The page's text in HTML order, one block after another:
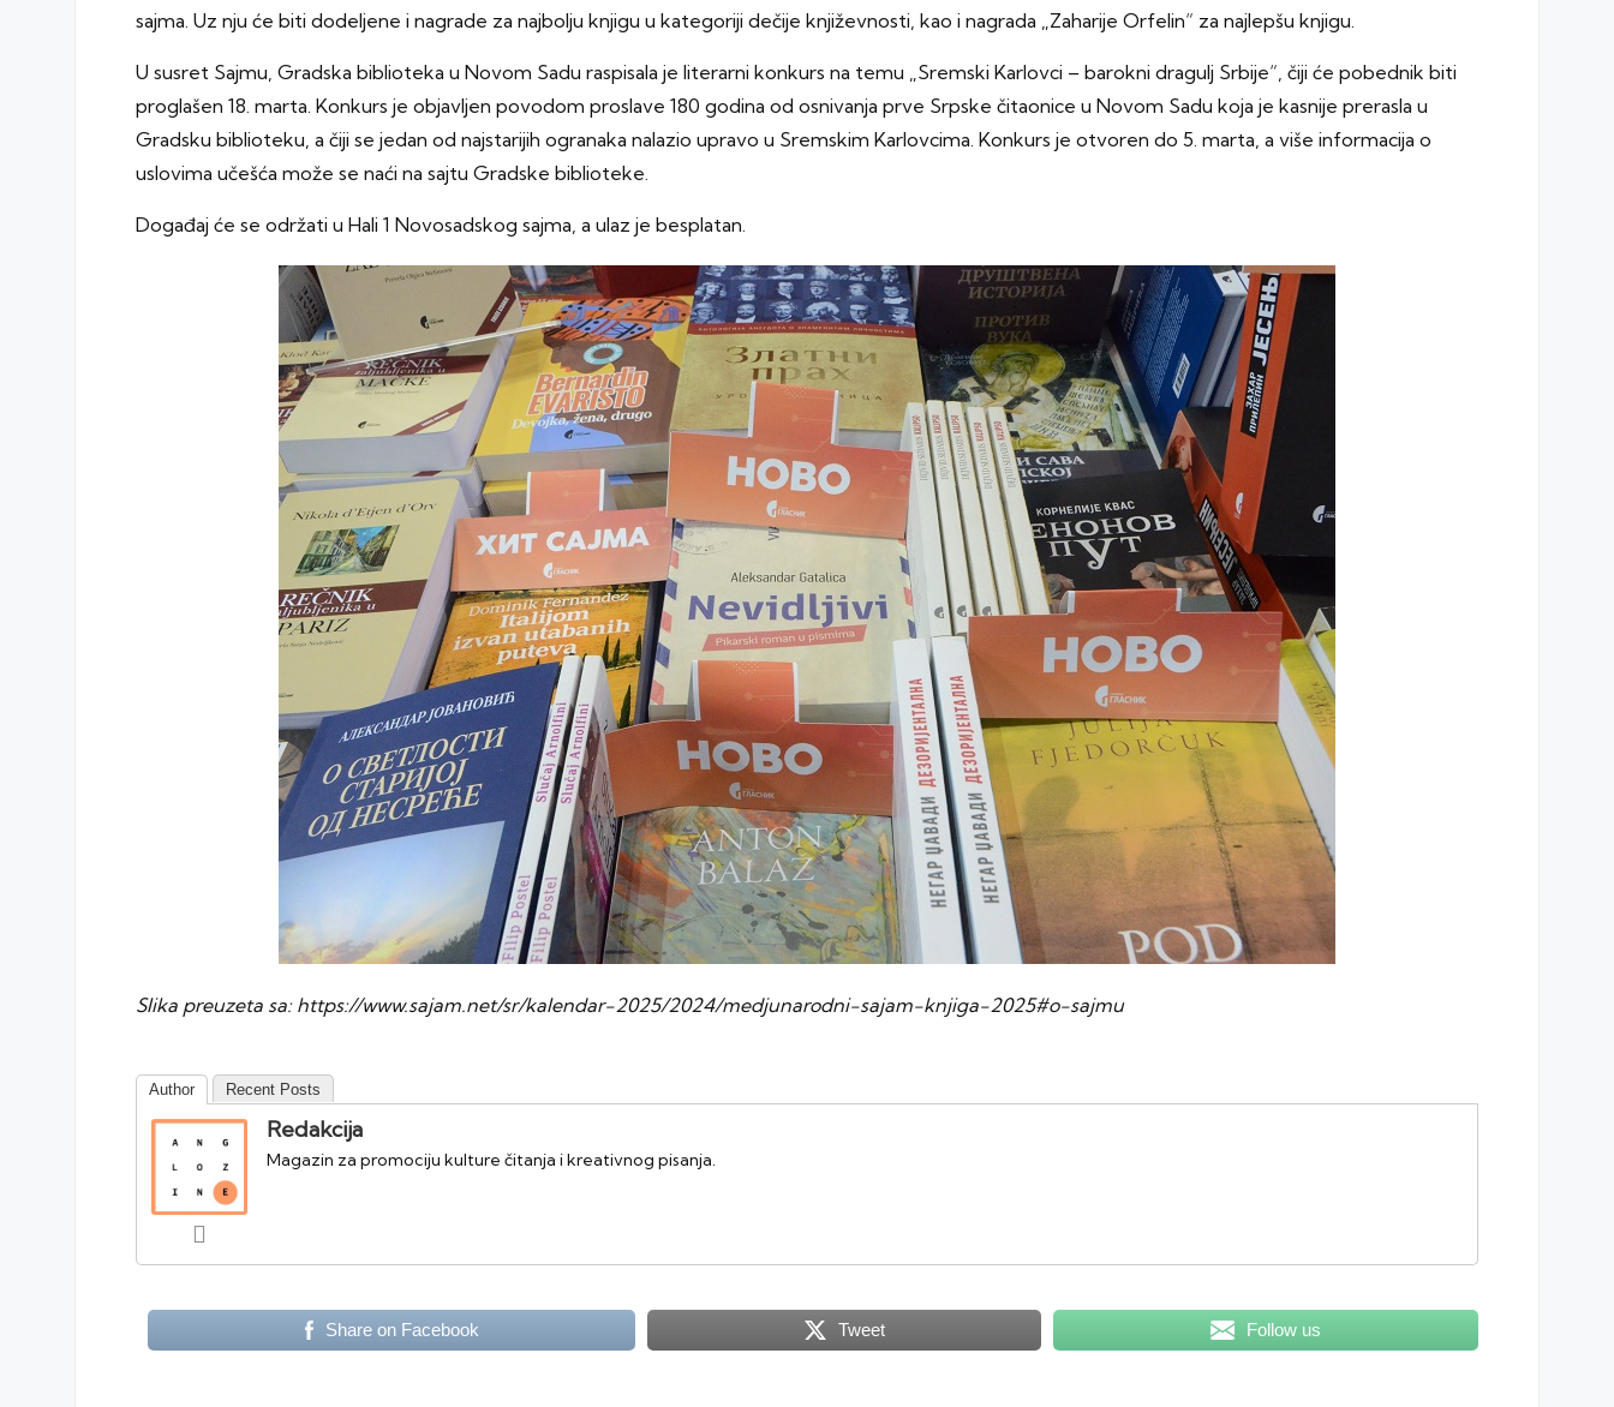
sajma. Uz nju će biti dodeljene i nagrade za najbolju knjigu u kategoriji dečije književnosti, kao i nagrada „Zaharije Orfelin“ za najlepšu knjigu.
U susret Sajmu, Gradska biblioteka u Novom Sadu raspisala je literarni konkurs na temu „Sremski Karlovci – barokni dragulj Srbije“, čiji će pobednik biti
proglašen 18. marta. Konkurs je objavljen povodom proslave 180 godina od osnivanja prve Srpske čitaonice u Novom Sadu koja je kasnije prerasla u
Gradsku biblioteku, a čiji se jedan od najstarijih ogranaka nalazio upravo u Sremskim Karlovcima. Konkurs je otvoren do 5. marta, a više informacija o
uslovima učešća može se naći na sajtu Gradske biblioteke.
Događaj će se održati u Hali 1 Novosadskog sajma, a ulaz je besplatan.
Slika preuzeta sa: https://www.sajam.net/sr/kalendar-2025/2024/medjunarodni-sajam-knjiga-2025#o-sajmu
Author Recent Posts
Redakcija
Magazin za promociju kulture čitanja i kreativnog pisanja.
Share on Facebook Tweet Follow us